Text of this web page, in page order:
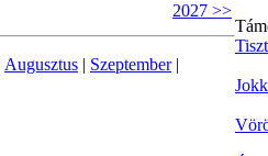
2027 >>
Augusztus | Szeptember|